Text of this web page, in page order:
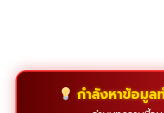
กำลังหาข้อมูล